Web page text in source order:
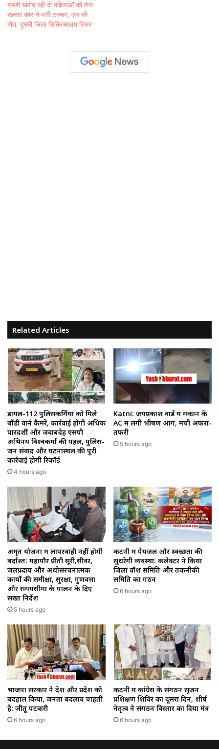
सब्जी ख़रीद रही दो महिलाओँ को तेज
रफ़्तार कार ने मारी टक्कर, एक की
मौत, दूसरी जिला चिकित्सालय रिफर
Related Articles
डायल-112 पुलिसकर्मियों को मिले
बॉडी वार्न कैमरे, कार्रवाई होगी अधिक
पारदर्शी और जवाबदेह एसपी
अभिनय विश्वकर्मा की पहल, पुलिस-
जन संवाद और घटनास्थल की पूरी
कार्रवाई होगी रिकॉर्ड
4 hours ago
Katni: जयप्रकाश वार्ड में मकान के
AC में लगी भीषण आग, मची अफरा-
तफरी
5 hours ago
अमृत योजना में लापरवाही नहीं होगी
बर्दाश्त: महापौर प्रीती सूरी,सीवर,
जलप्रदाय और अधोसंरचनात्मक
कार्यों की समीक्षा, सुरक्षा, गुणवत्ता
और समयसीमा के पालन के दिए
सख्त निर्देश
5 hours ago
कटनी में पेयजल और स्वच्छता की
सुधरेगी व्यवस्था: कलेक्टर ने किया
जिला वॉश समिति और तकनीकी
समिति का गठन
6 hours ago
भाजपा सरकार ने देश और प्रदेश को
बदहाल किया, जनता बदलाव चाहती
है: जीतू पटवारी
6 hours ago
कटनी में कांग्रेस के संगठन सृजन
प्रशिक्षण शिविर का दूसरा दिन, शीर्ष
नेतृत्व ने संगठन विस्तार का दिया मंत्र
6 hours ago